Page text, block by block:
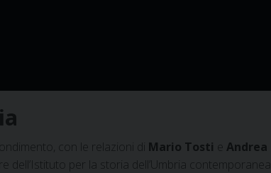
con le relazioni di Mario Tosti e Andrea
dell’Istituto per la storia dell’Umbria contemporanea